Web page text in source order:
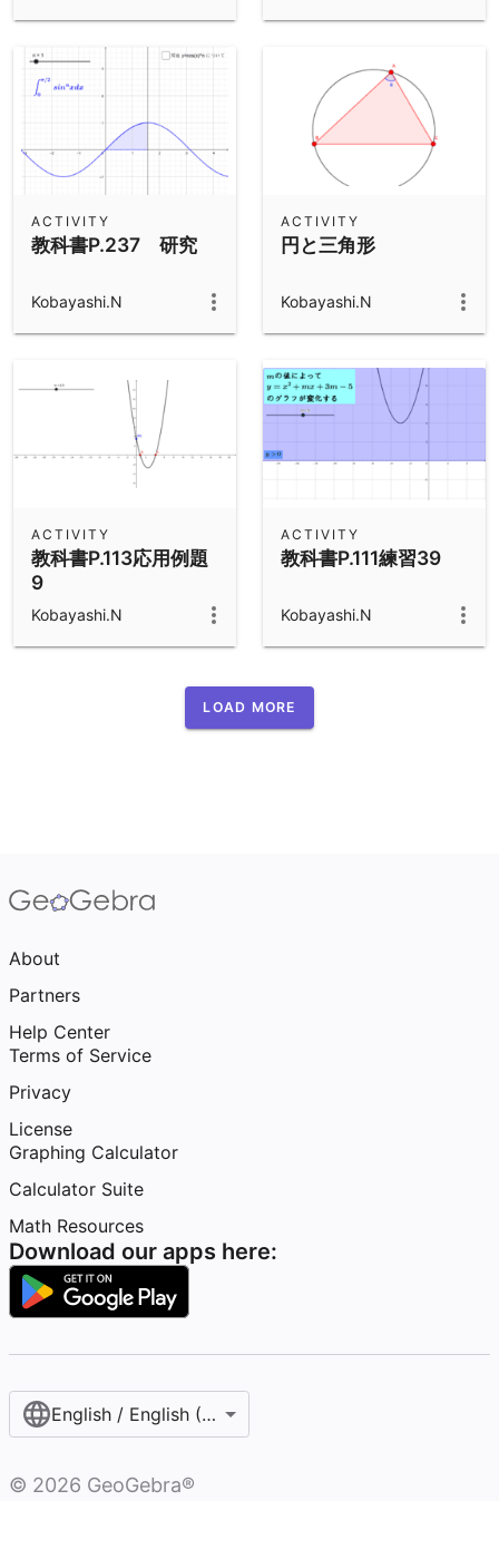
教科書P.237 研究
ACTIVITY
Kobayashi.N
円と三角形
ACTIVITY
Kobayashi.N
教科書P.113応用例題
9
ACTIVITY
Kobayashi.N
教科書P.111練習39
ACTIVITY
Kobayashi.N
LOAD MORE
About
Partners
Help Center
Terms of Service
Privacy
License
Graphing Calculator
Calculator Suite
Math Resources
Download our apps here:
English / English (United States)
© 2026 GeoGebra®